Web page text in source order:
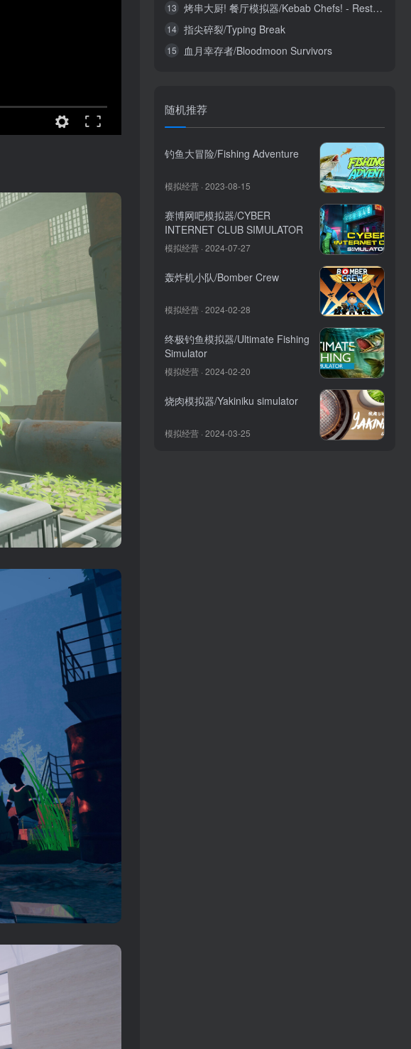
13 烤串大厨! 餐厅模拟器/Kebab Chefs! - Restaurant Simulator/支持网络联机
14 指尖碎裂/Typing Break
15 血月幸存者/Bloodmoon Survivors
随机推荐
钓鱼大冒险/Fishing Adventure
模拟经营 · 2023-08-15
赛博网吧模拟器/CYBER
INTERNET CLUB SIMULATOR
模拟经营 · 2024-07-27
轰炸机小队/Bomber Crew
模拟经营 · 2024-02-28
终极钓鱼模拟器/Ultimate Fishing
Simulator
模拟经营 · 2024-02-20
烧肉模拟器/Yakiniku simulator
模拟经营 · 2024-03-25